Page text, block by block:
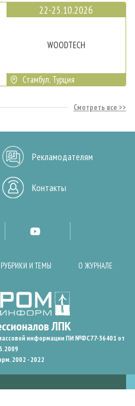
22-25.10.2026
WOODTECH
Стамбул, Турция
Смотреть все
Рекламодателям
Контакты
РУБРИКИ И ТЕМЫ О ЖУРНАЛЕ
информации ПИ №ФС77-36401 от
2002 - 2022